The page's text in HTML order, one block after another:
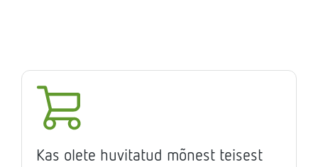
Kas olete huvitatud mõnest teisest